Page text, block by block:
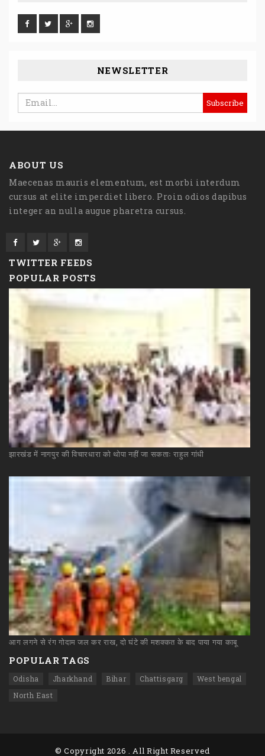
NEWSLETTER
ABOUT US
Maecenas mauris elementum, est morbi interdum
cursus at elite imperdiet libero. Proin odios dapibus
integer an nulla augue pharetra cursus.
TWITTER FEEDS
POPULAR POSTS
झारखंड में नागपुर की विचारधारा को थोपा नहीं जा सकताः राहुल गांधी
आग लगने से रंग गोदाम जल कर राख, दो घंटे की मशक्कत के बाद पाया गया काबू
POPULAR TAGS
Odisha Jharkhand Bihar Chattisgarg
West bengal
North East
© Copyright 2026 . All Right Reserved